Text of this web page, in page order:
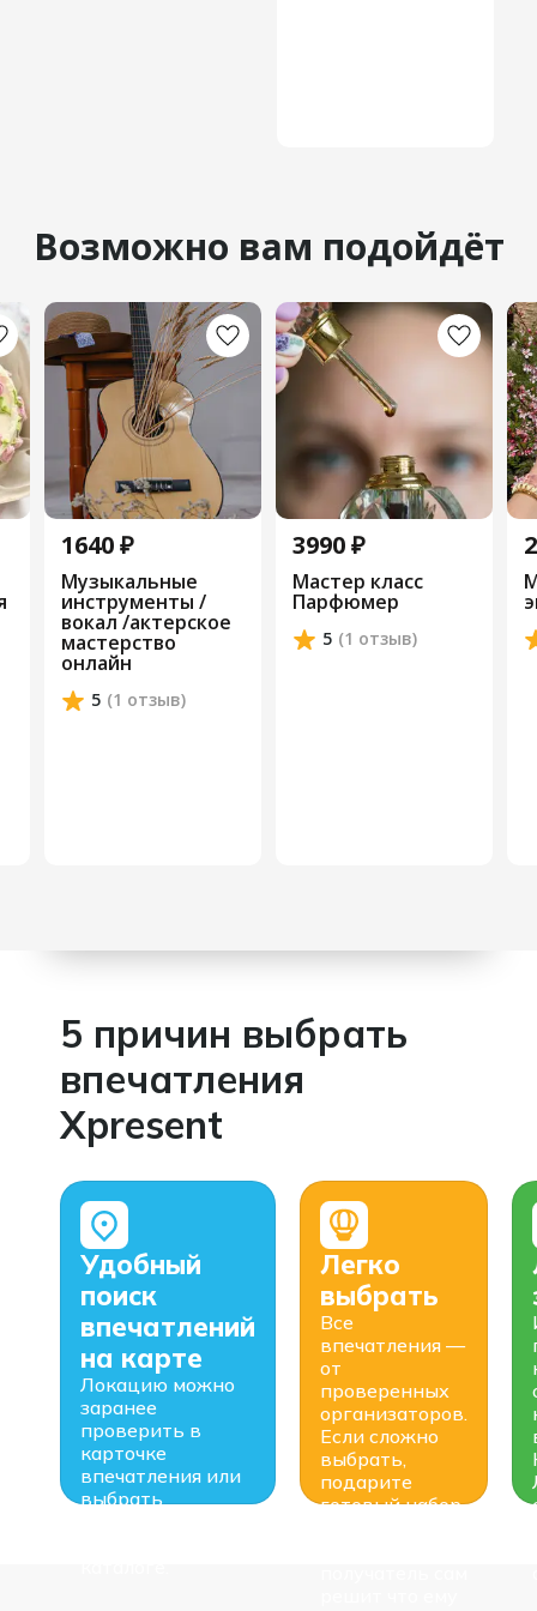
Возможно вам подойдёт
1640 ₽
Музыкальные
инструменты /
вокал /актерское
мастерство
онлайн
5 (1 отзыв)
3990 ₽
Мастер класс
Парфюмер
5 (1 отзыв)
5 причин выбрать
впечатления
Xpresent
Удобный
поиск
впечатлений
на карте
Локацию можно
заранее
проверить в
карточке
впечатления или
выбрать
Легко
выбрать
Все
впечатления —
от
проверенных
организаторов.
Если сложно
выбрать,
подарите
готовый набор